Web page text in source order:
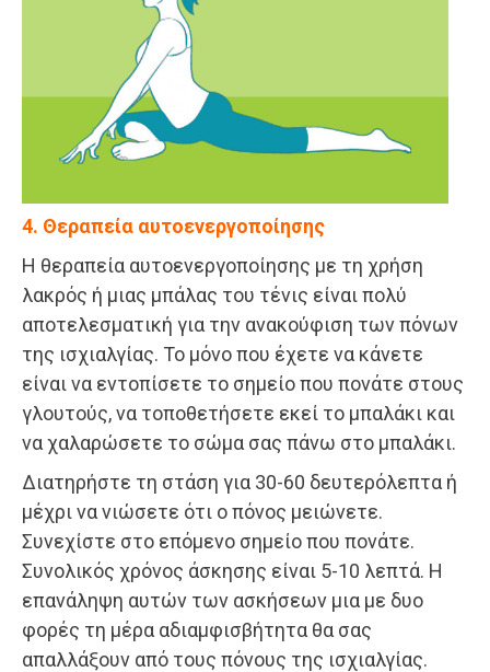
4. Θεραπεία αυτοενεργοποίησης
Η θεραπεία αυτοενεργοποίησης με τη χρήση
λακρός ή μιας μπάλας του τένις είναι πολύ
αποτελεσματική για την ανακούφιση των πόνων
της ισχιαλγίας. Το μόνο που έχετε να κάνετε
είναι να εντοπίσετε το σημείο που πονάτε στους
γλουτούς, να τοποθετήσετε εκεί το μπαλάκι και
να χαλαρώσετε το σώμα σας πάνω στο μπαλάκι.
Διατηρήστε τη στάση για 30-60 δευτερόλεπτα ή
μέχρι να νιώσετε ότι ο πόνος μειώνετε.
Συνεχίστε στο επόμενο σημείο που πονάτε.
Συνολικός χρόνος άσκησης είναι 5-10 λεπτά. Η
επανάληψη αυτών των ασκήσεων μια με δυο
φορές τη μέρα αδιαμφισβήτητα θα σας
απαλλάξουν από τους πόνους της ισχιαλγίας.